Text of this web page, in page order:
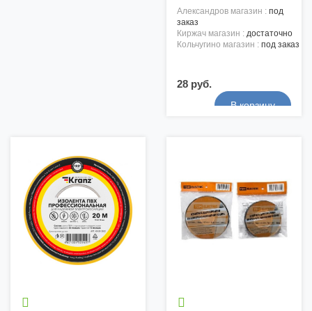
александров магазин : под
заказ
киржач магазин : достаточно
кольчугино магазин : под заказ
28 руб.
 